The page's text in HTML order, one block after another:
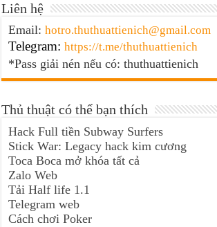
Liên hệ
Email:hotro.thuthuattienich@gmail.com
Telegram: https://t.me/thuthuattienich
*Pass giải nén nếu có: thuthuattienich
Thủ thuật có thể bạn thích
Hack Full tiền Subway Surfers
Stick War: Legacy hack kim cương
Toca Boca mở khóa tất cả
Zalo Web
Tải Half life 1.1
Telegram web
Cách chơi Poker